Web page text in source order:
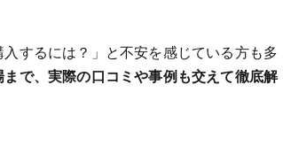
するには？」と不安を感じている方も多
で、実際の口コミや事例も交えて徹底解